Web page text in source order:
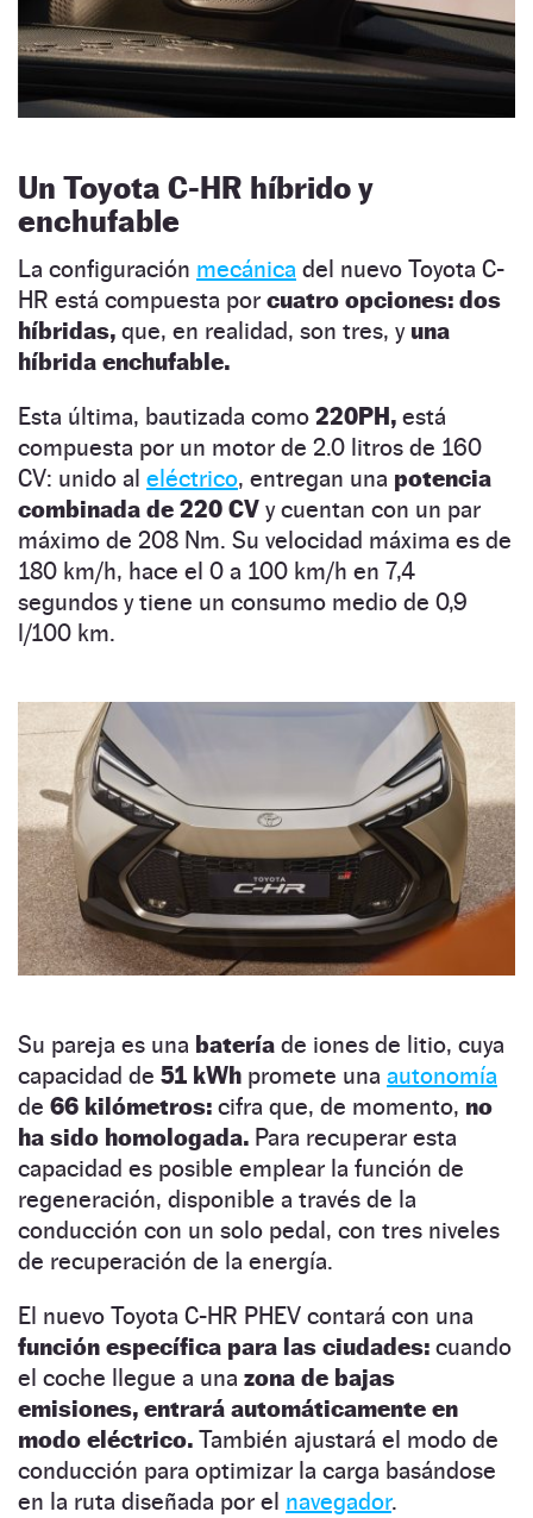
Un Toyota C-HR híbrido y
enchufable
La configuración mecánica del nuevo Toyota C-
HR está compuesta por cuatro opciones: dos
híbridas, que, en realidad, son tres, y una
híbrida enchufable.
Esta última, bautizada como 220PH, está
compuesta por un motor de 2.0 litros de 160
CV: unido al eléctrico, entregan una potencia
combinada de 220 CV y cuentan con un par
máximo de 208 Nm. Su velocidad máxima es de
180 km/h, hace el 0 a 100 km/h en 7,4
segundos y tiene un consumo medio de 0,9
l/100 km.
Su pareja es una batería de iones de litio, cuya
capacidad de 51 kWh promete una autonomía
de 66 kilómetros: cifra que, de momento, no
ha sido homologada. Para recuperar esta
capacidad es posible emplear la función de
regeneración, disponible a través de la
conducción con un solo pedal, con tres niveles
de recuperación de la energía.
El nuevo Toyota C-HR PHEV contará con una
función específica para las ciudades: cuando
el coche llegue a una zona de bajas
emisiones, entrará automáticamente en
modo eléctrico. También ajustará el modo de
conducción para optimizar la carga basándose
en la ruta diseñada por el navegador.